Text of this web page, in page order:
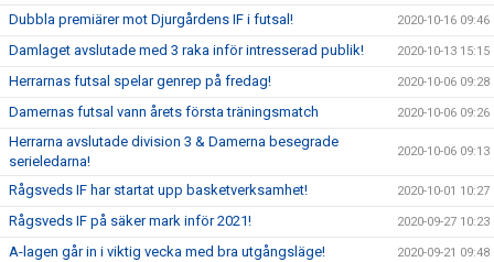
Dubbla premiärer mot Djurgårdens IF i futsal! 2020-10-16 09:46
Damlaget avslutade med 3 raka inför intresserad publik! 2020-10-13 15:15
Herrarnas futsal spelar genrep på fredag! 2020-10-06 09:28
Damernas futsal vann årets första träningsmatch 2020-10-06 09:26
Herrarna avslutade division 3 & Damerna besegrade
serieledarna!
2020-10-06 09:13
Rågsveds IF har startat upp basketverksamhet! 2020-10-01 10:27
Rågsveds IF på säker mark inför 2021! 2020-09-27 10:23
A-lagen går in i viktig vecka med bra utgångsläge! 2020-09-21 09:48